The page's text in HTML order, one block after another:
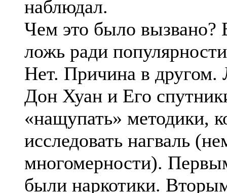
наблюдал.
Чем это было
ложь ради
Нет. Причина в другом.
Дон Хуан и Его
«нащупать» методики,
исследовать нагваль
многомерности).
были наркотики.